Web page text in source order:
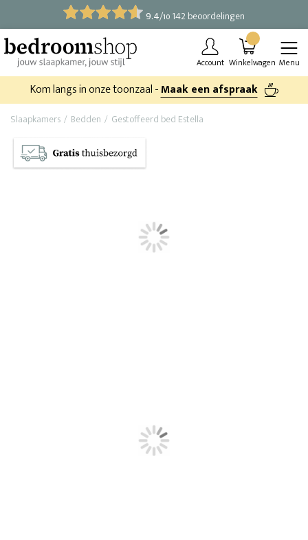
9.4/10 142 beoordelingen
Account Winkelwagen Menu
Kom langs in onze toonzaal -Maak een afspraak
Slaapkamers Bedden Gestoffeerd bed Estella